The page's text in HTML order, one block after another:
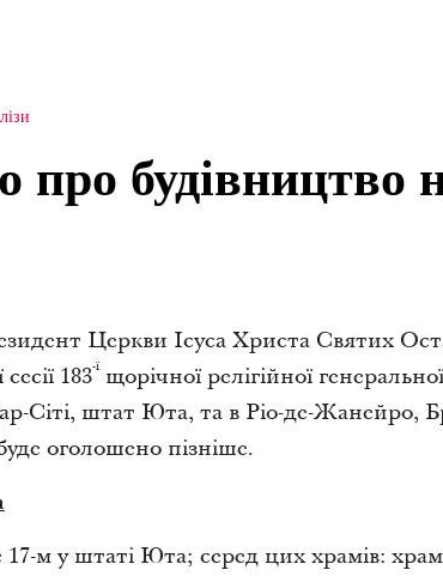
будівництво
Церкви Ісуса Христа Святих
183-їщорічної релігійної
Сіті, штат Юта, та в Ріо-де-Жанейро,
оголошено пізніше.
17-м у штаті Юта; серед цих храмів: